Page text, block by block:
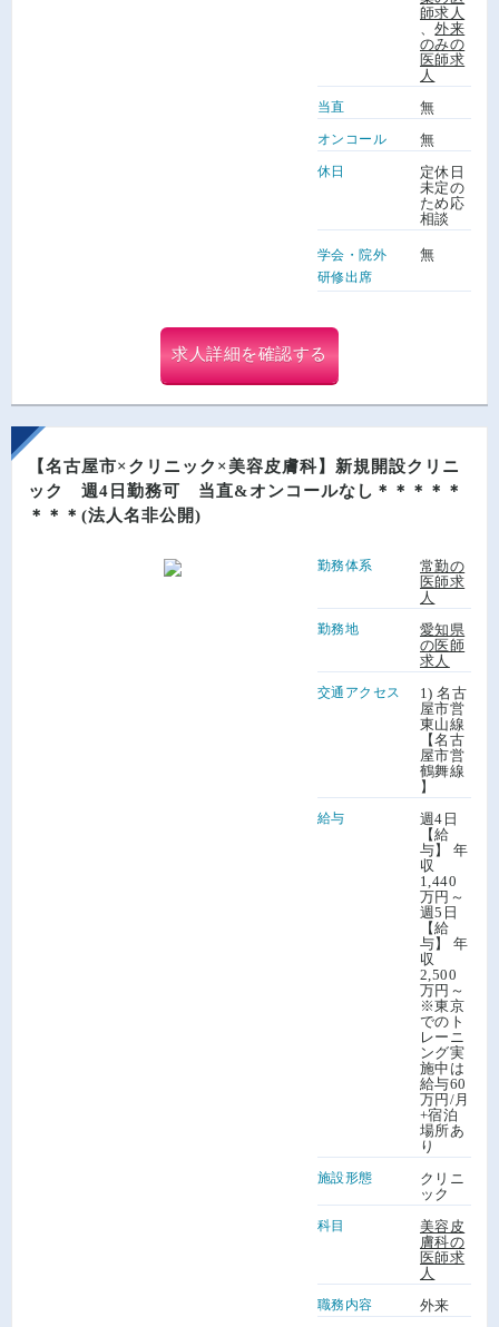
師求人
、外来
のみの
医師求
人
当直 無
オンコール 無
休日
定休日
未定の
ため応
相談
学会・院外
研修出席
無
求人詳細を確認する
【名古屋市×クリニック×美容皮膚科】新規開設クリニ
ック 週4日勤務可 当直&オンコールなし＊＊＊＊＊
＊＊＊(法人名非公開)
勤務体系
常勤の
医師求
人
勤務地
愛知県
の医師
求人
交通アクセス
1) 名古
屋市営
東山線
【名古
屋市営
鶴舞線
】
給与
週4日
【給
与】 年
収
1,440
万円～
週5日
【給
与】 年
収
2,500
万円～
※東京
でのト
レーニ
ング実
施中は
給与60
万円/月
+宿泊
場所あ
り
施設形態
クリニ
ック
科目
美容皮
膚科の
医師求
人
職務内容 外来